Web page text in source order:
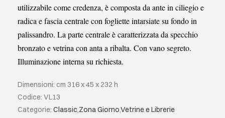
SU MISURA
ABOUT
CONTATTI
utilizzabile come credenza, è composta da ante in ciliegio e
radica e fascia centrale con fogliette intarsiate su fondo in
palissandro. La parte centrale è caratterizzata da specchio
bronzato e vetrina con anta a ribalta. Con vano segreto.
Illuminazione interna su richiesta.
Dimensioni: cm 316 x 45 x 232 h
Codice: VL13
Categorie: Classic,Zona Giorno,Vetrine e Librerie